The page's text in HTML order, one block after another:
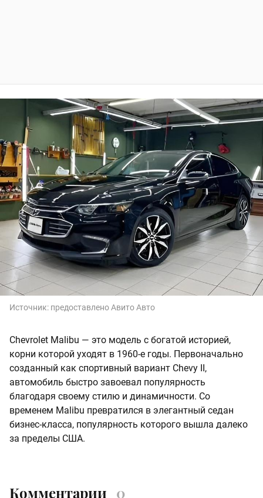
Источник: предоставлено Авито Авто
Chevrolet Malibu — это модель с богатой историей,
корни которой уходят в 1960-е годы. Первоначально
созданный как спортивный вариант Chevy II,
автомобиль быстро завоевал популярность
благодаря своему стилю и динамичности. Со
временем Malibu превратился в элегантный седан
бизнес-класса, популярность которого вышла далеко
за пределы США.
Комментарии 0